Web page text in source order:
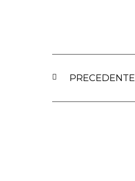
PRECEDENTE